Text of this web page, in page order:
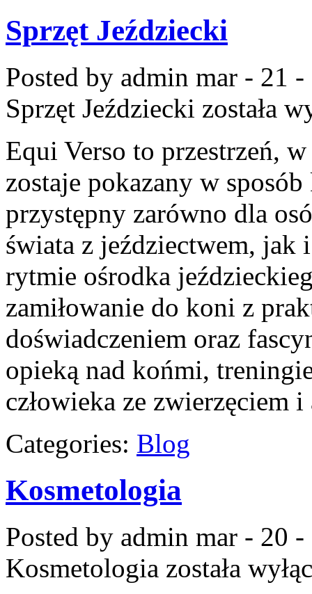
Sprzęt Jeździecki
Posted by admin mar - 21 -
Sprzęt Jeździecki została
Equi Verso to przestrzeń,
zostaje pokazany w
przystępny zarówno dla
świata z jeździectwem,
rytmie ośrodka
zamiłowanie do koni z
doświadczeniem oraz
opieką nad końmi,
człowieka ze
Categories: Blog
Kosmetologia
Posted by admin mar - 20 -
Kosmetologia została